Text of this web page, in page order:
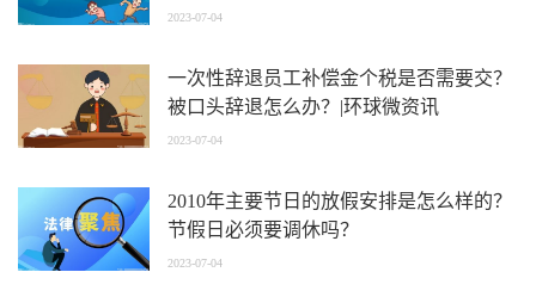
权利？
2023-07-04
一次性辞退员工补偿金个税是否需要交？
被口头辞退怎么办？|环球微资讯
2023-07-04
2010年主要节日的放假安排是怎么样的？
节假日必须要调休吗？
2023-07-04